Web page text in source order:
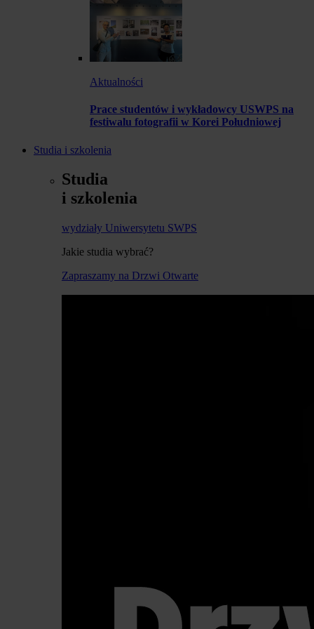
Aktualności
Prace studentów i wykładowcy USWPS na
festiwalu fotografii w Korei Południowej
Studia i szkolenia
Studia
i szkolenia
wydziały Uniwersytetu SWPS
Jakie studia wybrać?
Zapraszamy na Drzwi Otwarte